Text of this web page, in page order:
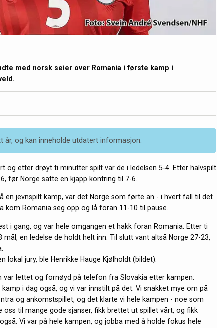
med norsk seier over Romania i første kamp i
år, og kan inneholde utdatert informasjon.
og etter drøyt ti minutter spilt var de i ledelsen 5-4. Etter halvspilt
før Norge satte en kjapp kontring til 7-6.
en jevnspilt kamp, var det Norge som førte an - i hvert fall til det
kom Romania seg opp og lå foran 11-10 til pause.
i gang, og var hele omgangen et hakk foran Romania. Etter ti
en ledelse de holdt helt inn. Til slutt vant altså Norge 27-23,
lokal jury, ble Henrikke Hauge Kjølholdt (bildet).
var lettet og fornøyd på telefon fra Slovakia etter kampen:
kamp i dag også, og vi var innstilt på det. Vi snakket mye om på
og ankomstspillet, og det klarte vi hele kampen - noe som
oss til mange gode sjanser, fikk brettet ut spillet vårt, og fikk
Vi var på hele kampen, og jobba med å holde fokus hele